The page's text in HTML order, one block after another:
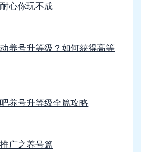
心你玩不成
养号升等级？如何获得高等
养号升等级全篇攻略
广之养号篇